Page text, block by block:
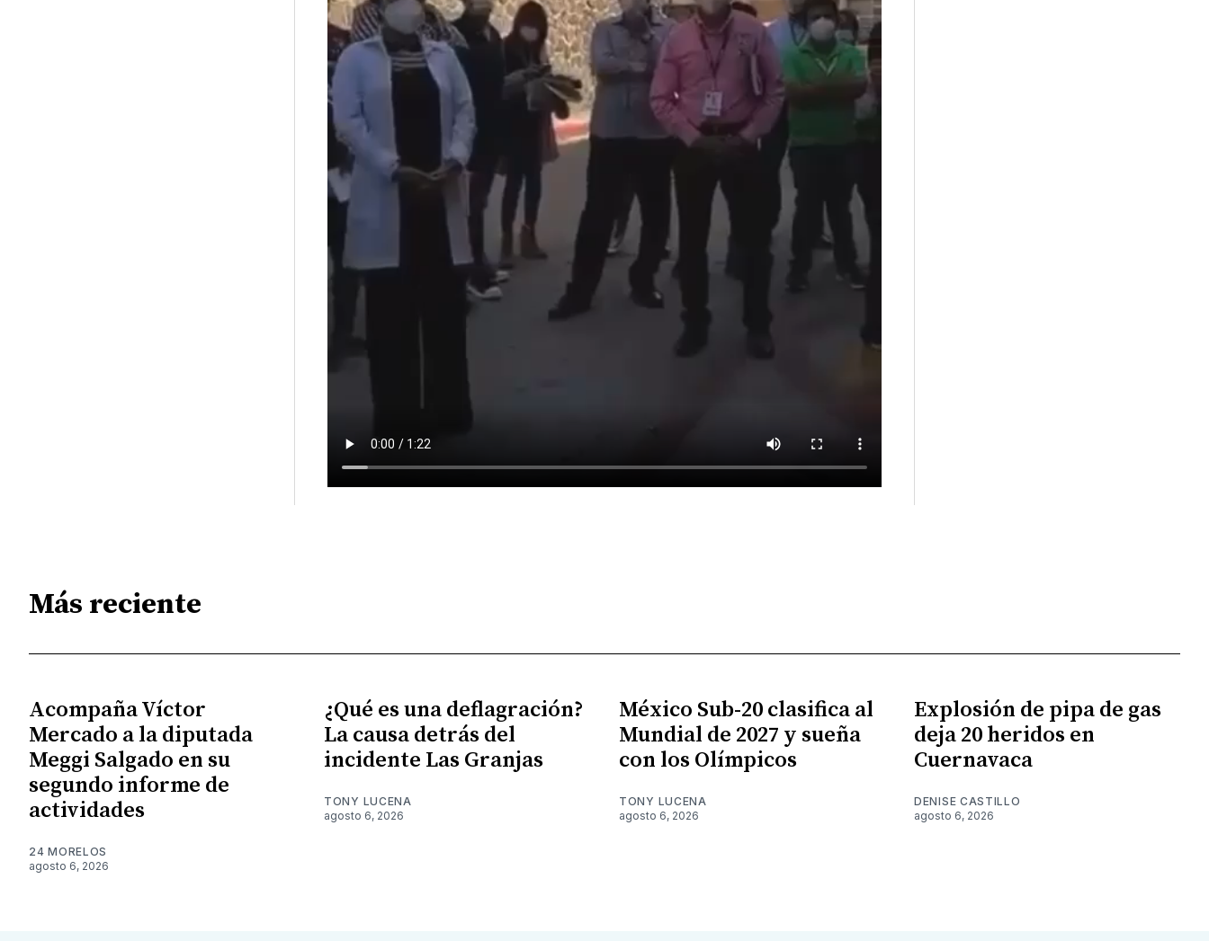
Más reciente
Acompaña Víctor
Mercado a la diputada
Meggi Salgado en su
segundo informe de
actividades
24 MORELOS
agosto 6, 2026
¿Qué es una deflagración?
La causa detrás del
incidente Las Granjas
TONY LUCENA
agosto 6, 2026
México Sub-20 clasifica al
Mundial de 2027 y sueña
con los Olímpicos
TONY LUCENA
agosto 6, 2026
Explosión de pipa de gas
deja 20 heridos en
Cuernavaca
DENISE CASTILLO
agosto 6, 2026